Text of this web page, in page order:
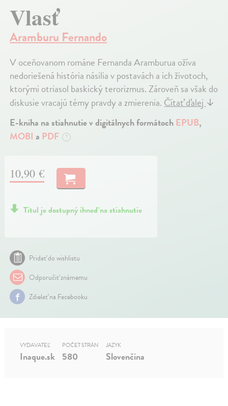
Vlasť
Aramburu Fernando
V oceňovanom románe Fernanda Aramburua ožíva
nedoriešená história násilia v postavách a ich životoch,
ktorými otriasol baskický terorizmus. Zároveň sa však do
diskusie vracajú témy pravdy a zmierenia. Čítať ďalej ↓
E-kniha na stiahnutie v digitálnych formátochEPUB,
MOBI a PDF ?
10,90 €
Titul je dostupný ihneď na stiahnutie
Pridať do wishlistu
Odporučiť známemu
Zdielať na Facebooku
VYDAVATEĽ
Inaque.sk
POČET STRÁN
580
JAZYK
Slovenčina